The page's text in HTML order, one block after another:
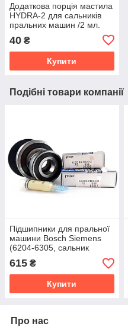
Додаткова порція мастила
HYDRA-2 для сальників
пральних машин /2 мл.
40 ₴
Купити
Подібні товари компанії
Підшипники для пральної
машини Bosch Siemens
(6204-6305, сальник
28*62*10/12, мастило 2
мл) Koyo Японія
615 ₴
Купити
Про нас